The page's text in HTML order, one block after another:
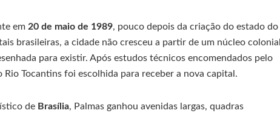
em 20 de maio de 1989, pouco depois da criação do estado do
brasileiras, a cidade não cresceu a partir de um núcleo colonial
para existir. Após estudos técnicos encomendados pelo
Rio Tocantins foi escolhida para receber a nova capital.
de Brasília, Palmas ganhou avenidas largas, quadras